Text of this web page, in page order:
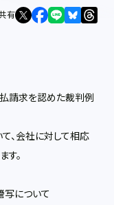
有
請求を認めた裁判例
、会社に対して相応
。
について